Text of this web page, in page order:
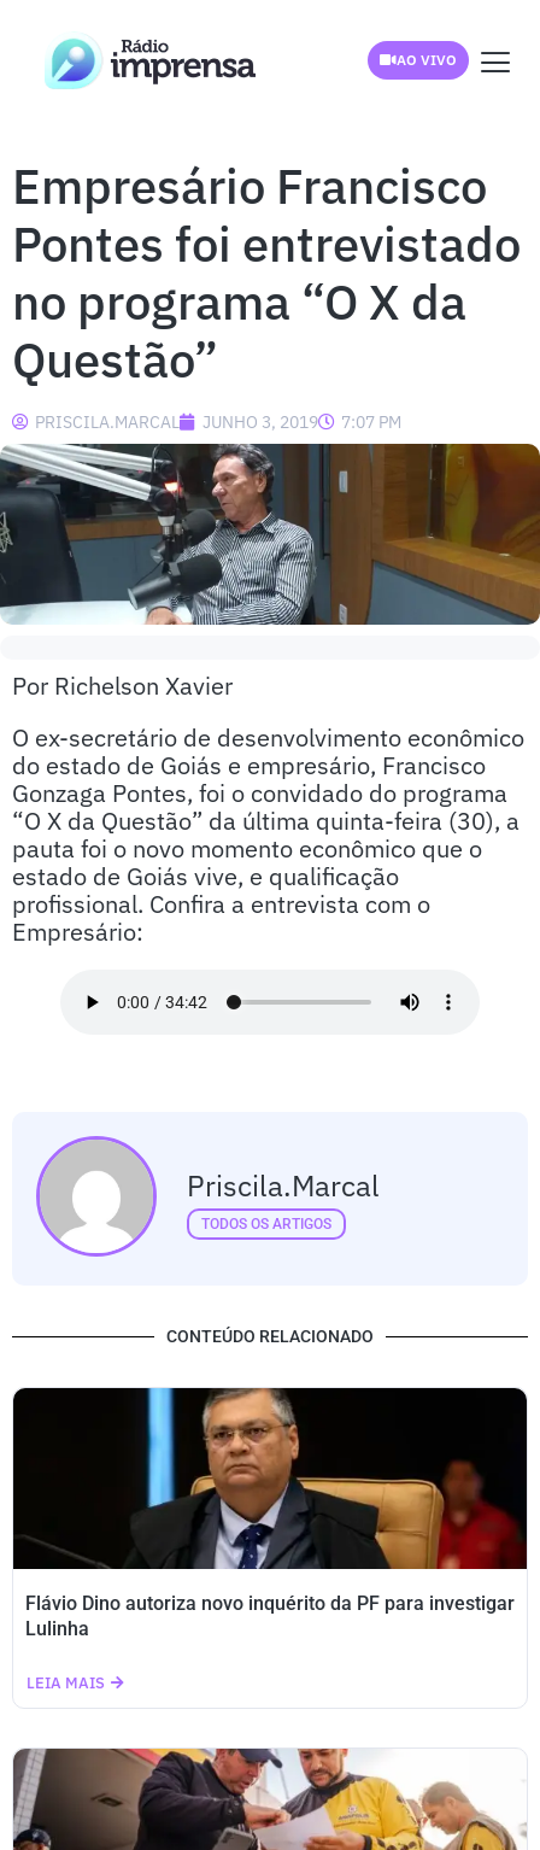
AO VIVO
Empresário Francisco
Pontes foi entrevistado
no programa “O X da
Questão”
PRISCILA.MARCAL JUNHO 3, 2019 7:07 PM
Por Richelson Xavier
O ex-secretário de desenvolvimento econômico
do estado de Goiás e empresário, Francisco
Gonzaga Pontes, foi o convidado do programa
“O X da Questão” da última quinta-feira (30), a
pauta foi o novo momento econômico que o
estado de Goiás vive, e qualificação
profissional. Confira a entrevista com o
Empresário:
Priscila.marcal
TODOS OS ARTIGOS
CONTEÚDO RELACIONADO
Flávio Dino autoriza novo inquérito da PF para investigar
Lulinha
LEIA MAIS